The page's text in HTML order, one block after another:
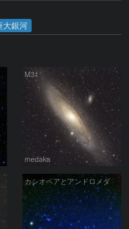
大銀河
M31
medaka
カシオペアとアンドロメダ